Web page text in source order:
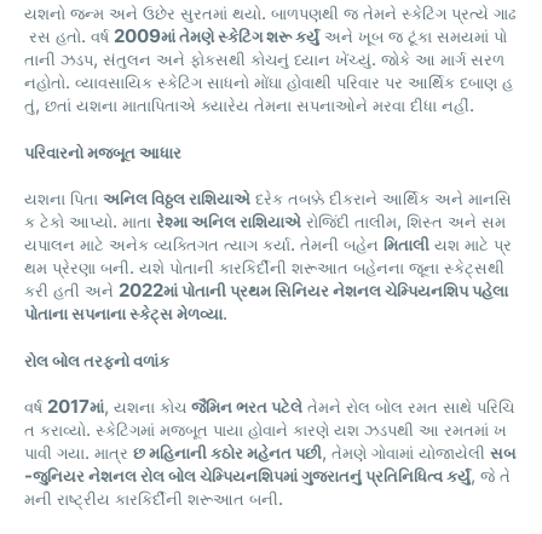
યશનો જન્મ અને ઉછેર સુરતમાં થયો. બાળપણથી જ તેમને સ્કેટિંગ પ્રત્યે ગાઢ
રસ હતો. વર્ષ 2009માંતેમણેસ્કેટિંગશરૂકર્યું અને ખૂબ જ ટૂંકા સમયમાં પો
તાની ઝડપ, સંતુલન અને ફોકસથી કોચનું ધ્યાન ખેંચ્યું. જોકે આ માર્ગ સરળ
નહોતો. વ્યાવસાયિક સ્કેટિંગ સાધનો મોંઘા હોવાથી પરિવાર પર આર્થિક દબાણ હ
તું, છતાં યશના માતાપિતાએ ક્યારેય તેમના સપનાઓને મરવા દીધા નહીં.
પરિવારનોમજબૂતઆધાર
યશના પિતા અનિલ વિઠ્ઠલરાશિયાએ દરેક તબક્કે દીકરાને આર્થિક અને માનસિ
ક ટેકો આપ્યો. માતા રેશ્માઅનિલરાશિયાએ રોજિંદી તાલીમ, શિસ્ત અને સમ
યપાલન માટે અનેક વ્યક્તિગત ત્યાગ કર્યા. તેમની બહેન મિતાલી યશ માટે પ્ર
થમ પ્રેરણા બની. યશે પોતાની કારકિર્દીની શરૂઆત બહેનના જૂના સ્કેટ્સથી
કરી હતી અને 2022માંપોતાનીપ્રથમ સિનિયરનેશનલચેમ્પિયનશિપપહેલા
પોતાનાસપનાનાસ્કેટ્સમેળવ્યા.
રોલબોલતરફનોવળાંક
વર્ષ 2017માં, યશના કોચ જૈમિનભરતપટેલે તેમને રોલ બોલ રમત સાથે પરિચિ
ત કરાવ્યો. સ્કેટિંગમાં મજબૂત પાયા હોવાને કારણે યશ ઝડપથી આ રમતમાં ખ
પાવી ગયા. માત્ર છમહિનાનીકઠોરમહેનતપછી, તેમણે ગોવામાં યોજાયેલી સબ
-જુનિયરનેશનલરોલબોલચેમ્પિયનશિપમાંગુજરાતનુંપ્રતિનિધિત્વકર્યું, જે તે
મની રાષ્ટ્રીય કારકિર્દીની શરૂઆત બની.